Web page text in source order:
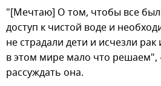
"[Мечтаю] О том, чтобы все
доступ к чистой воде и
не страдали дети и исчезли
в этом мире мало что решаем",
рассуждать она.